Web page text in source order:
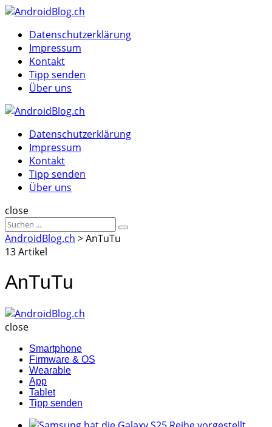
Menu
MenuDatenschutzerklärung
Impressum
Kontakt
Tipp senden
Über uns
Datenschutzerklärung
Impressum
Kontakt
Tipp senden
Über uns
Suche
close
Sucheergebnisse
für
Suche
AndroidBlog.ch >AnTuTu
13 Artikel
AnTuTu
close
Smartphone
Firmware & OS
Wearable
App
Tablet
Tipp senden